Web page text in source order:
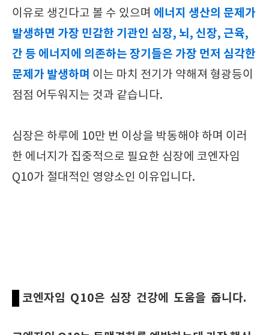
이유로 생긴다고 볼 수 있으며 에너지 생산의 문제가
발생하면 가장 민감한 기관인 심장, 뇌, 신장, 근육,
간 등 에너지에 의존하는 장기들은 가장 먼저 심각한
문제가 발생하며 이는 마치 전기가 약해져 형광등이
점점 어두워지는 것과 같습니다.
심장은 하루에 10만 번 이상을 박동해야 하며 이러
한 에너지가 집중적으로 필요한 심장에 코엔자임
Q10가 절대적인 영양소인 이유입니다.
코엔자임 Q10은 심장 건강에 도움을 줍니다.